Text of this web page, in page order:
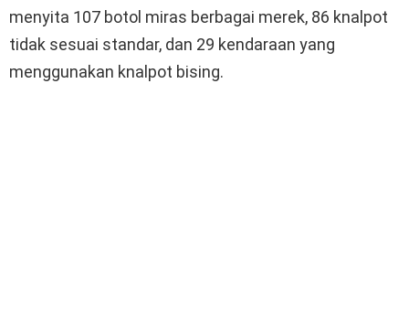
menyita 107 botol miras berbagai merek, 86 knalpot
tidak sesuai standar, dan 29 kendaraan yang
menggunakan knalpot bising.